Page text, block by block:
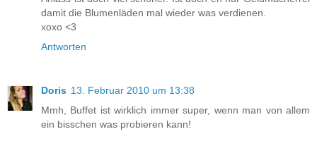
damit die Blumenläden mal wieder was verdienen.
xoxo <3
Antworten
Doris 13. Februar 2010 um 13:38
Mmh, Buffet ist wirklich immer super, wenn man von allem
ein bisschen was probieren kann!